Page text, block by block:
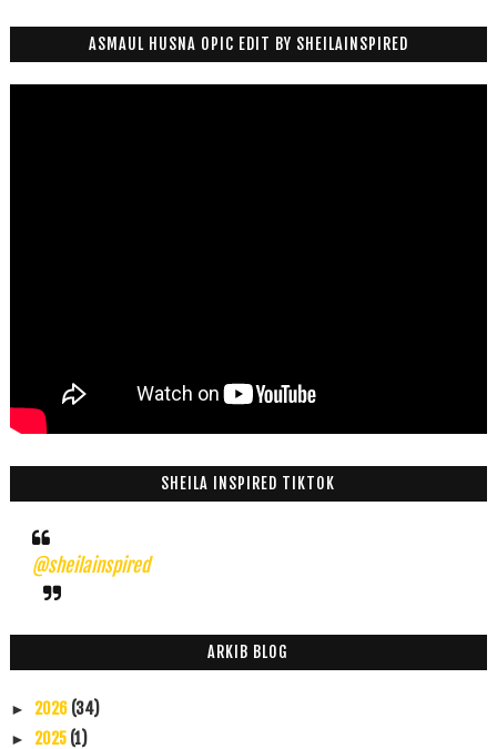
ASMAUL HUSNA OPIC EDIT BY SHEILAINSPIRED
SHEILA INSPIRED TIKTOK
@sheilainspired
ARKIB BLOG
► 2026 (34)
► 2025 (1)